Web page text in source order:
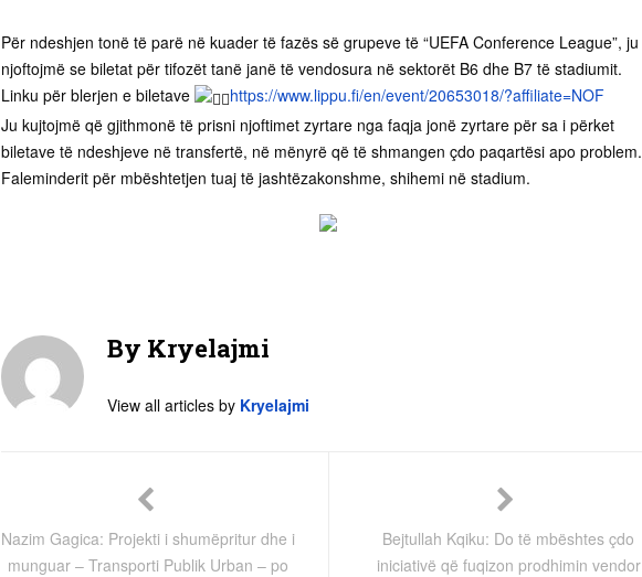
Për ndeshjen tonë të parë në kuader të fazës së grupeve të “UEFA Conference League”, ju
njoftojmë se biletat për tifozët tanë janë të vendosura në sektorët B6 dhe B7 të stadiumit.
Linku për blerjen e biletave
https://www.lippu.fi/en/event/20653018/?affiliate=NOF
Ju kujtojmë që gjithmonë të prisni njoftimet zyrtare nga faqja jonë zyrtare për sa i përket
biletave të ndeshjeve në transfertë, në mënyrë që të shmangen çdo paqartësi apo problem.
Faleminderit për mbështetjen tuaj të jashtëzakonshme, shihemi në stadium.
By Kryelajmi
View all articles by Kryelajmi
Nazim Gagica: Projekti i shumëpritur dhe i
munguar – Transporti Publik Urban – po
Bejtullah Kqiku: Do të mbështes çdo
iniciativë që fuqizon prodhimin vendor